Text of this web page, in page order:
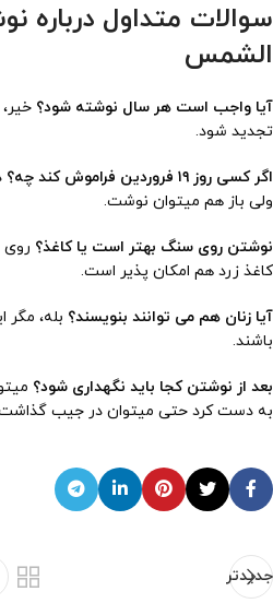
سوالات متداول
الشمس
آیا واجب است هر سال نوشته شود؟
تجدید شود.
اگر کسی روز ۱۹ فروردین فراموش کند چه؟
ولی باز هم میتوان نوشت.
نوشتن روی سنگ بهتر است یا کاغذ؟ روی
کاغذ زرد هم امکان پذیر است.
آیا زنان هم می توانند بنویسند؟ بله، مگر
باشند.
بعد از نوشتن کجا باید نگهداری شود؟
به دست کرد حتی میتوان در جیب گذاشت
جدیدتر